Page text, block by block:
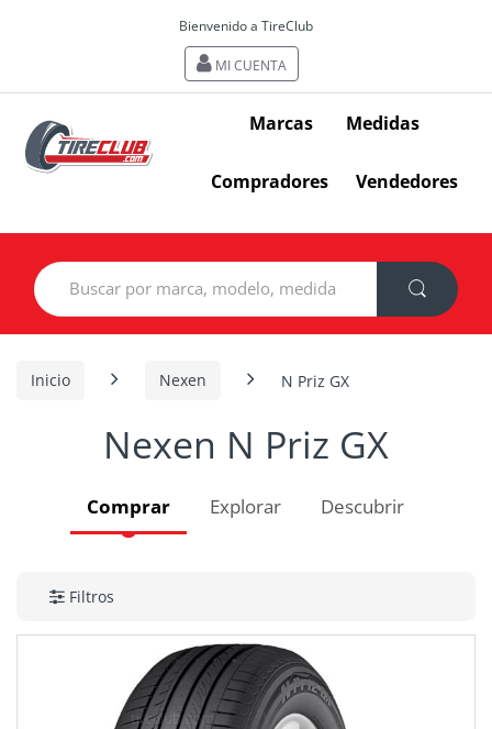
Bienvenido a TireClub
MI CUENTA
Marcas Medidas
Compradores Vendedores
Search
for:
Inicio Nexen N Priz GX
Nexen N Priz GX
Comprar Explorar Descubrir
Filtros